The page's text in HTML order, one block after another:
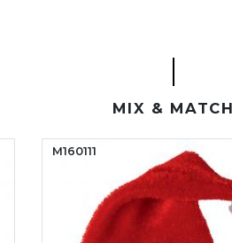
MIX & MATCH
M160111